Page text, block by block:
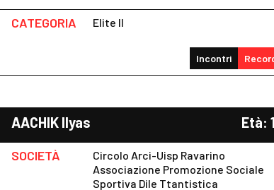
CATEGORIA Elite II
Incontri
AACHIK Ilyas Età:
SOCIETÀ
Circolo Arci-Uisp Ravarino
Associazione Promozione Sociale
Sportiva Dile Ttantistica